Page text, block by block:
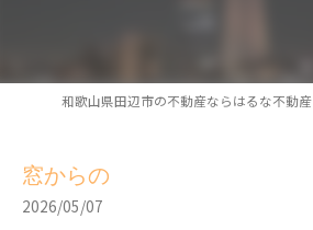
和歌山県田辺市の不動産ならはるな不動産
窓からの
2026/05/07